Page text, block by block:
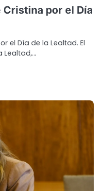
por el Día
el Día de la Lealtad. El
Lealtad,…